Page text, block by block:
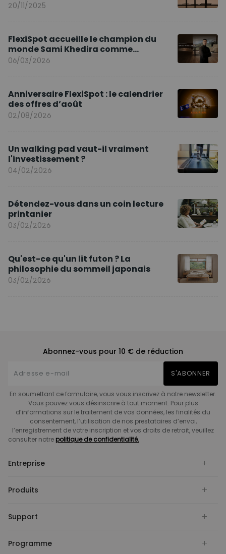
20/11/2025
FlexiSpot accueille le champion du
monde Sami Khedira comme
ambassadeur de la marque en Europe
06/03/2026
Anniversaire FlexiSpot : le calendrier
des offres d’août
02/08/2026
Un walking pad vaut-il vraiment
l'investissement ?
04/02/2026
Détendez-vous dans un coin lecture
printanier
03/02/2026
Qu'est-ce qu'un lit futon ? La
philosophie du sommeil japonais
03/02/2026
Abonnez-vous pour 10 € de réduction
S'ABONNER
En soumettant ce formulaire, vous vous inscrivez à notre newsletter.
Vous pouvez vous désinscrire à tout moment. Pour plus
d’informations sur le traitement de vos données, les finalités du
consentement, l’utilisation de nos prestataires d’envoi,
l’enregistrement de votre inscription et vos droits de retrait, veuillez
consulter notre politique de confidentialité.
Entreprise
Produits
Support
Programme